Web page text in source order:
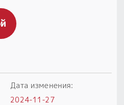
скидкой
Дата изменения:
2024-11-27